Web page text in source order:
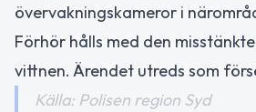
övervakningskameror i
Förhör hålls med den
vittnen. Ärendet utreds som
Källa: Polisen region Syd